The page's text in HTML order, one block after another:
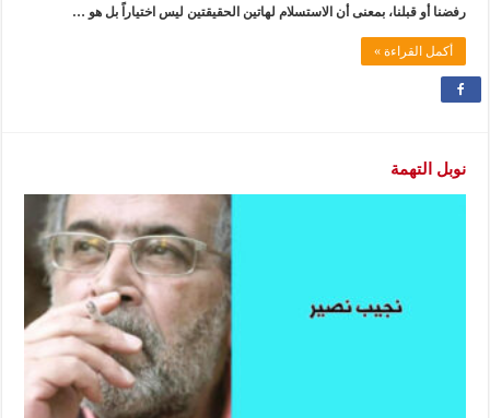
رفضنا أو قبلنا، بمعنى أن الاستسلام لهاتين الحقيقتين ليس اختياراً بل هو …
أكمل القراءة »
نوبل التهمة